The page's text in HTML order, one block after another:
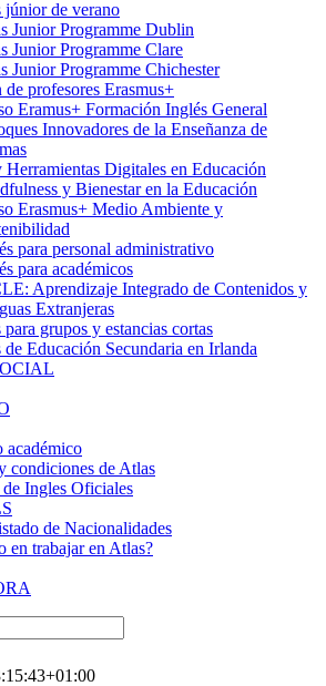
júnior de verano
Junior Programme Dublin
Junior Programme Clare
Junior Programme Chichester
profesores Erasmus+
Eramus+ Formación Inglés General
Innovadores de la Enseñanza de
Digitales en Educación
y Bienestar en la Educación
Erasmus+ Medio Ambiente y
para personal administrativo
para académicos
Aprendizaje Integrado de Contenidos y
Extranjeras
para grupos y estancias cortas
de Educación Secundaria en Irlanda
académico
condiciones de Atlas
de Ingles Oficiales
de Nacionalidades
en trabajar en Atlas?